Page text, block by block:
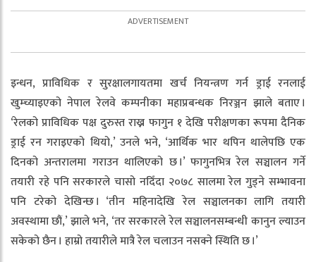
इन्धन, प्राविधिक र सुरक्षालगायतमा खर्च नियन्त्रण गर्न ड्राई रनलाई
खुम्च्याइएको नेपाल रेलवे कम्पनीका महाप्रबन्धक निरञ्जन झाले बताए ।
‘रेलको प्राविधिक पक्ष दुरुस्त राख्न फागुन १ देखि परीक्षणका रूपमा दैनिक
ड्राई रन गराइएको थियो,’ उनले भने, ‘आर्थिक भार थपिन थालेपछि एक
दिनको अन्तरालमा गराउन थालिएको छ ।’ फागुनभित्र रेल सञ्चालन गर्ने
तयारी रहे पनि सरकारले चासो नदिँदा २०७८ सालमा रेल गुड्ने सम्भावना
पनि टरेको देखिन्छ । ‘तीन महिनादेखि रेल सञ्चालनका लागि तयारी
अवस्थामा छौं,’ झाले भने, ‘तर सरकारले रेल सञ्चालनसम्बन्धी कानुन ल्याउन
सकेको छैन । हाम्रो तयारीले मात्रै रेल चलाउन नसक्ने स्थिति छ ।’